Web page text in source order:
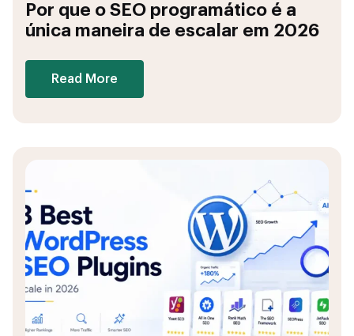
Por que o SEO programático é a
única maneira de escalar em 2026
Read More